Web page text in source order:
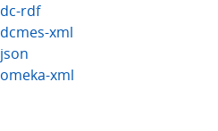
dc-rdf
dcmes-xml
json
omeka-xml